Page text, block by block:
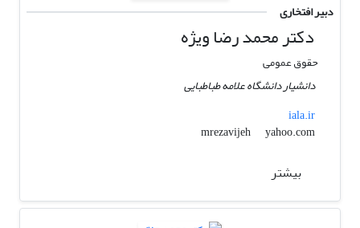
دبیر افتخاری
دکتر محمد رضا ویژه
حقوق عمومی
دانشیار دانشگاه علامه طباطبایی
iala.ir
mrezavijeh
yahoo.com
بیشتر